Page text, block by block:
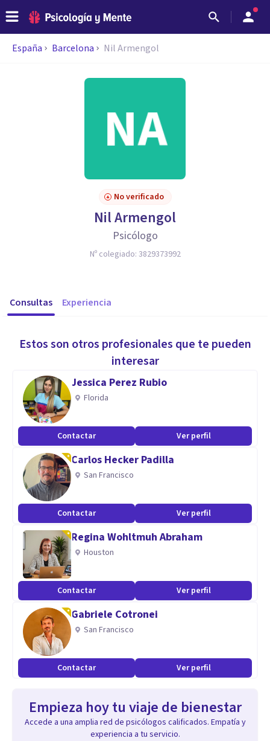
España Barcelona Nil Armengol
No verificado
Nil Armengol
Psicólogo
Nº colegiado: 3829373992
Consultas Experiencia
Estos son otros profesionales que te pueden
interesar
Jessica Perez Rubio
Florida
Contactar Ver perfil
Carlos Hecker Padilla
San Francisco
Contactar Ver perfil
Regina Wohltmuh Abraham
Houston
Contactar Ver perfil
Gabriele Cotronei
San Francisco
Contactar Ver perfil
Empieza hoy tu viaje de bienestar
Accede a una amplia red de psicólogos calificados. Empatía y
experiencia a tu servicio.